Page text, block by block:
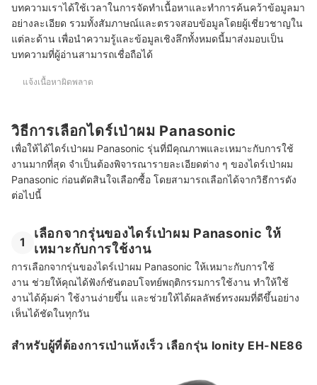
บทความที่เกี่ยวข้องกับไดร์เป่าผม Panasonic
บทความเราได้ใช้เวลาในการจัดทำเนื้อหาและทำการค้นคว้าข้อมูลมา
อย่างละเอียด รวมทั้งสัมภาษณ์และตรวจสอบข้อมูลโดยผู้เชี่ยวชาญใน
แต่ละด้าน เพื่อนำความรู้และข้อมูลเชิงลึกทั้งหมดนี้มาส่งมอบเป็น
บทความที่ผู้อ่านสามารถเชื่อถือได้
แจ้งเนื้อหาผิดพลาด
วิธีการเลือกไดร์เป่าผม Panasonic
เพื่อให้ได้ไดร์เป่าผม Panasonic รุ่นที่มีคุณภาพและเหมาะกับการใช้
งานมากที่สุด จำเป็นต้องพิจารณารายละเอียดต่าง ๆ ของไดร์เป่าผม
Panasonic ก่อนตัดสินใจเลือกซื้อ โดยสามารถเลือกได้จากวิธีการดัง
ต่อไปนี้
1
เลือกจากรุ่นของไดร์เป่าผม Panasonic ให้
เหมาะกับการใช้งาน
การเลือกจากรุ่นของไดร์เป่าผม Panasonic ให้เหมาะกับการใช้
งาน ช่วยให้คุณได้ฟังก์ชันตอบโจทย์พฤติกรรมการใช้งาน ทำให้ใช้
งานได้คุ้มค่า ใช้งานง่ายขึ้น และช่วยให้ได้ผลลัพธ์ทรงผมที่ดีขึ้นอย่าง
เห็นได้ชัดในทุกวัน
สำหรับผู้ที่ต้องการเป่าแห้งเร็ว เลือกรุ่น Ionity EH-NE86